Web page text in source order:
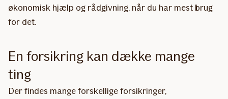
økonomisk hjælp og rådgivning, når du har mest brug
for det.
En forsikring kan dække mange
ting
Der findes mange forskellige forsikringer,